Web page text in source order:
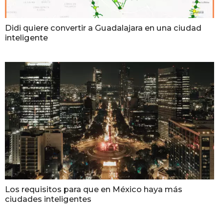
Didi quiere convertir a Guadalajara en una ciudad
inteligente
Los requisitos para que en México haya más
ciudades inteligentes